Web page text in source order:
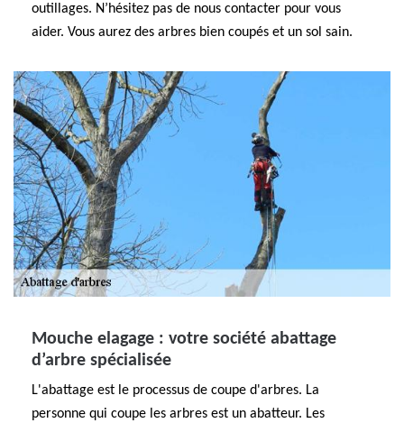
outillages. N’hésitez pas de nous contacter pour vous
aider. Vous aurez des arbres bien coupés et un sol sain.
Mouche elagage : votre société abattage
d’arbre spécialisée
L'abattage est le processus de coupe d'arbres. La
personne qui coupe les arbres est un abatteur. Les